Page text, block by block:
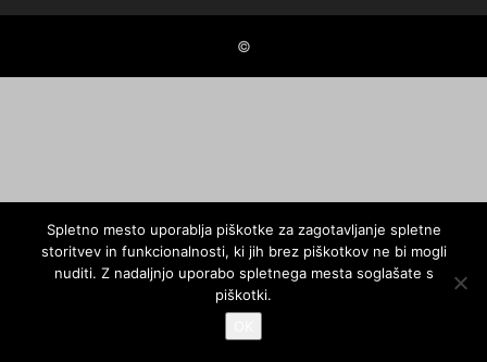
©
Spletno mesto uporablja piškotke za zagotavljanje spletne
storitvev in funkcionalnosti, ki jih brez piškotkov ne bi mogli
nuditi. Z nadaljnjo uporabo spletnega mesta soglašate s
piškotki.